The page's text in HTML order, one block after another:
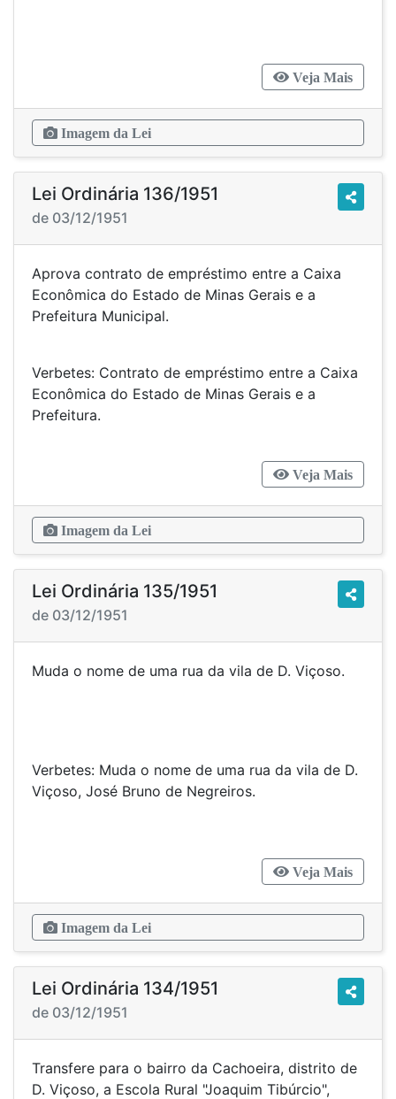
Veja Mais
Imagem da Lei
Lei Ordinária 136/1951
de 03/12/1951
Aprova contrato de empréstimo entre a Caixa
Econômica do Estado de Minas Gerais e a
Prefeitura Municipal.
Verbetes: Contrato de empréstimo entre a Caixa
Econômica do Estado de Minas Gerais e a
Prefeitura.
Veja Mais
Imagem da Lei
Lei Ordinária 135/1951
de 03/12/1951
Muda o nome de uma rua da vila de D. Viçoso.
Verbetes: Muda o nome de uma rua da vila de D.
Viçoso, José Bruno de Negreiros.
Veja Mais
Imagem da Lei
Lei Ordinária 134/1951
de 03/12/1951
Transfere para o bairro da Cachoeira, distrito de
D. Viçoso, a Escola Rural "Joaquim Tibúrcio",